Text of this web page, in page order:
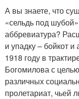
А вы знаете, что
«сельдь под
аббревиатура?
и упадку – бойкот
1918 году в
Богомилова с
различных
пролетариат, чьей